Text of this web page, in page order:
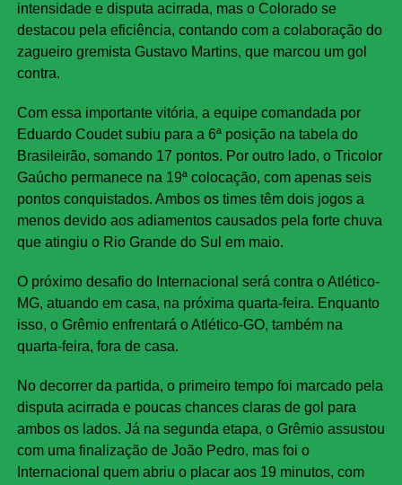
intensidade e disputa acirrada, mas o Colorado se
destacou pela eficiência, contando com a colaboração do
zagueiro gremista Gustavo Martins, que marcou um gol
contra.
Com essa importante vitória, a equipe comandada por
Eduardo Coudet subiu para a 6ª posição na tabela do
Brasileirão, somando 17 pontos. Por outro lado, o Tricolor
Gaúcho permanece na 19ª colocação, com apenas seis
pontos conquistados. Ambos os times têm dois jogos a
menos devido aos adiamentos causados pela forte chuva
que atingiu o Rio Grande do Sul em maio.
O próximo desafio do Internacional será contra o Atlético-
MG, atuando em casa, na próxima quarta-feira. Enquanto
isso, o Grêmio enfrentará o Atlético-GO, também na
quarta-feira, fora de casa.
No decorrer da partida, o primeiro tempo foi marcado pela
disputa acirrada e poucas chances claras de gol para
ambos os lados. Já na segunda etapa, o Grêmio assustou
com uma finalização de João Pedro, mas foi o
Internacional quem abriu o placar aos 19 minutos, com